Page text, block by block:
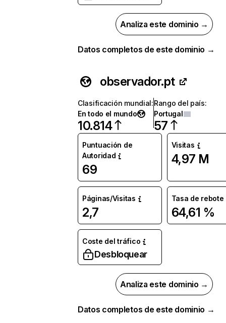
Analiza este dominio →
Datos completos de este dominio →
observador.pt
Clasificación mundial:
En todo el mundo
10.814
Rango del país:
Portugal
57
Puntuación de
Autoridad
69
Visitas
4,97 M
Páginas/Visitas
2,7
Tasa de rebote
64,61 %
Coste del tráfico
Desbloquear
Analiza este dominio →
Datos completos de este dominio →